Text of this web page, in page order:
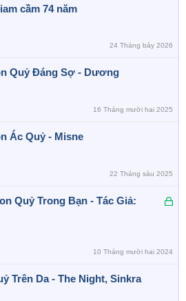
cầm 74 năm
24 Tháng bảy 2026
Quỷ Đáng Sợ - Dương
16 Tháng mười hai 2025
Ác Quỷ - Misne
22 Tháng sáu 2025
Đ
Quỷ Trong Bạn - Tác Giả:
10 Tháng mười hai 2024
Trên Da - The Night, Sinkra